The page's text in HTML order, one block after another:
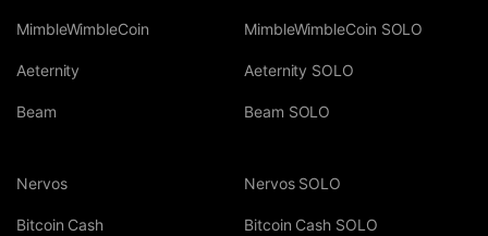
MimbleWimbleCoin
Aeternity
Beam
MimbleWimbleCoin SOLO
Aeternity SOLO
Beam SOLO
Nervos
Bitcoin Cash
Nervos SOLO
Bitcoin Cash SOLO